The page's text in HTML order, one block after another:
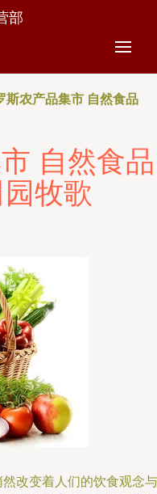
部
斯农产品集市 自然食品
自然食品
牧歌
改变着人们的饮食观念与